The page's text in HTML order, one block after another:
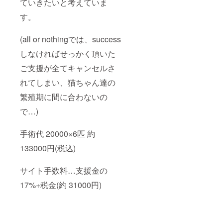
ていきたいと考えていま
す。
(all or nothingでは、success
しなければせっかく頂いた
ご支援が全てキャンセルさ
れてしまい、猫ちゃん達の
繁殖期に間に合わないの
で…)
手術代 20000×6匹 約
133000円(税込)
サイト手数料…支援金の
17%+税金(約 31000円)